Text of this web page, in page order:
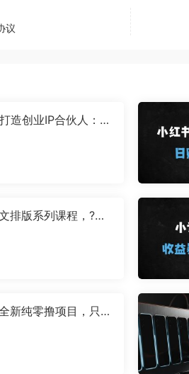
议
造创业IP合伙人：小
排版系列课程，?朋
新纯零撸项目，只要